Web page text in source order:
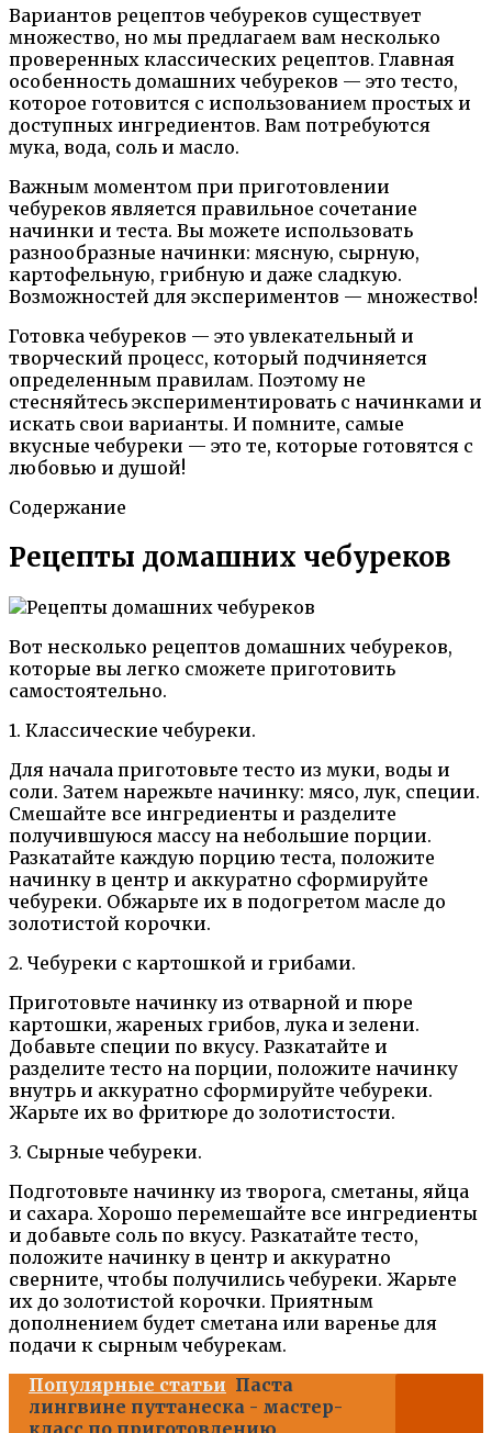
Вариантов рецептов чебуреков существует
множество, но мы предлагаем вам несколько
проверенных классических рецептов. Главная
особенность домашних чебуреков — это тесто,
которое готовится с использованием простых и
доступных ингредиентов. Вам потребуются
мука, вода, соль и масло.
Важным моментом при приготовлении
чебуреков является правильное сочетание
начинки и теста. Вы можете использовать
разнообразные начинки: мясную, сырную,
картофельную, грибную и даже сладкую.
Возможностей для экспериментов — множество!
Готовка чебуреков — это увлекательный и
творческий процесс, который подчиняется
определенным правилам. Поэтому не
стесняйтесь экспериментировать с начинками и
искать свои варианты. И помните, самые
вкусные чебуреки — это те, которые готовятся с
любовью и душой!
Содержание
Рецепты домашних чебуреков
Вот несколько рецептов домашних чебуреков,
которые вы легко сможете приготовить
самостоятельно.
1. Классические чебуреки.
Для начала приготовьте тесто из муки, воды и
соли. Затем нарежьте начинку: мясо, лук, специи.
Смешайте все ингредиенты и разделите
получившуюся массу на небольшие порции.
Разкатайте каждую порцию теста, положите
начинку в центр и аккуратно сформируйте
чебуреки. Обжарьте их в подогретом масле до
золотистой корочки.
2. Чебуреки с картошкой и грибами.
Приготовьте начинку из отварной и пюре
картошки, жареных грибов, лука и зелени.
Добавьте специи по вкусу. Разкатайте и
разделите тесто на порции, положите начинку
внутрь и аккуратно сформируйте чебуреки.
Жарьте их во фритюре до золотистости.
3. Сырные чебуреки.
Подготовьте начинку из творога, сметаны, яйца
и сахара. Хорошо перемешайте все ингредиенты
и добавьте соль по вкусу. Разкатайте тесто,
положите начинку в центр и аккуратно
сверните, чтобы получились чебуреки. Жарьте
их до золотистой корочки. Приятным
дополнением будет сметана или варенье для
подачи к сырным чебурекам.
Популярные статьи Паста
лингвине путтанеска - мастер-
класс по приготовлению